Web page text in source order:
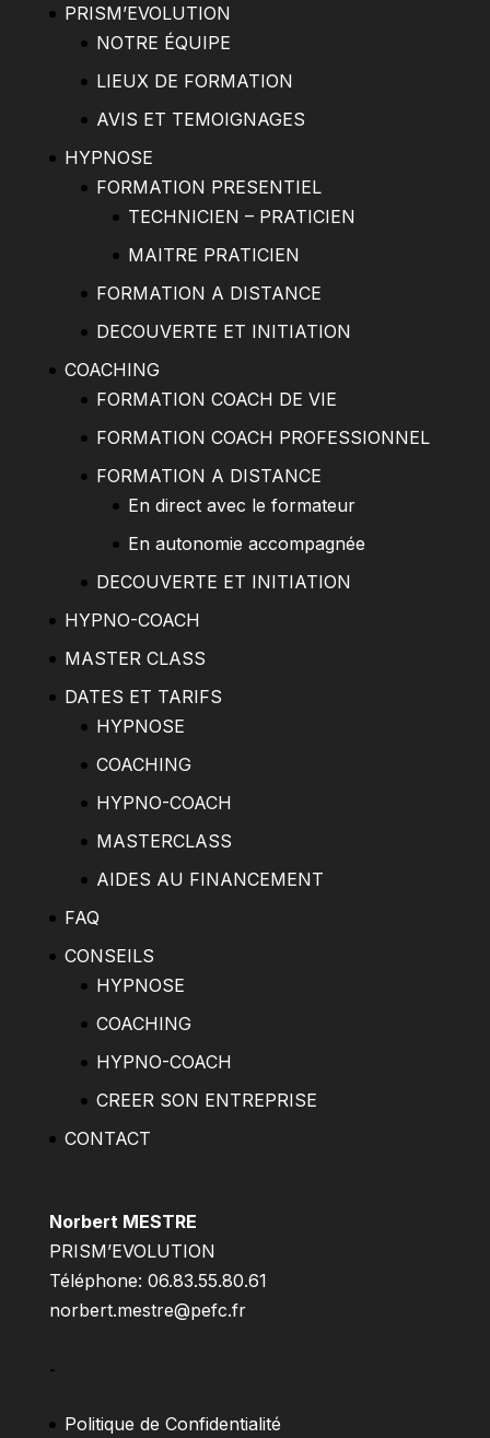
PRISM’EVOLUTION
NOTRE ÉQUIPE
LIEUX DE FORMATION
AVIS ET TEMOIGNAGES
HYPNOSE
FORMATION PRESENTIEL
TECHNICIEN – PRATICIEN
MAITRE PRATICIEN
FORMATION A DISTANCE
DECOUVERTE ET INITIATION
COACHING
FORMATION COACH DE VIE
FORMATION COACH PROFESSIONNEL
FORMATION A DISTANCE
En direct avec le formateur
En autonomie accompagnée
DECOUVERTE ET INITIATION
HYPNO-COACH
MASTER CLASS
DATES ET TARIFS
HYPNOSE
COACHING
HYPNO-COACH
MASTERCLASS
AIDES AU FINANCEMENT
FAQ
CONSEILS
HYPNOSE
COACHING
HYPNO-COACH
CREER SON ENTREPRISE
CONTACT
Norbert MESTRE
PRISM’EVOLUTION
Téléphone: 06.83.55.80.61
norbert.mestre@pefc.fr
–
Politique de Confidentialité